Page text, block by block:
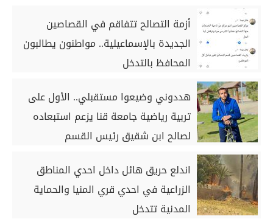
أزمة التصالح تتفاقم في القصاصين
الجديدة بالإسماعيلية.. مواطنون يطالبون
المحافظ بالتدخل
هددوني وضيعوا مستقبلي.. الأول على
تربية رياضية جامعة قنا يزعم استبعاده
لصالح ابن شقيق رئيس القسم
اندلع حريق هائل داخل احدي المناطق
الزراعية في احدي قري المنيا والحماية
المدنية تتدخل